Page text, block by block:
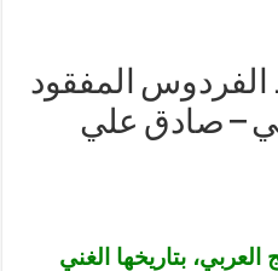
الفردوس المفقود
– صادق علي
بتاريخها الغني